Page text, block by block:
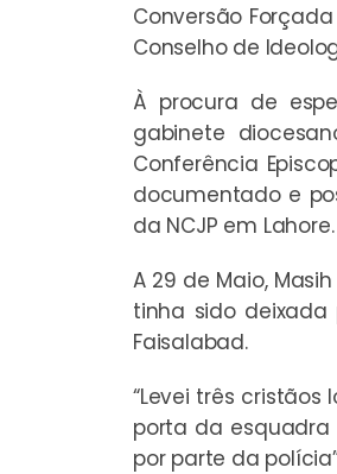
Conversão
Conselho de
À procura de
gabinete
Conferência
documentado e
da NCJP em Lahore.
A 29 de Maio,
tinha sido
Faisalabad.
“Levei três
porta da esquadra
por parte da